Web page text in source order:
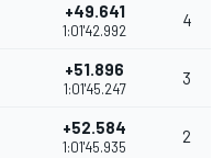
+49.641
1:01'42.992
4
+51.896
1:01'45.247
3
+52.584
1:01'45.935
2